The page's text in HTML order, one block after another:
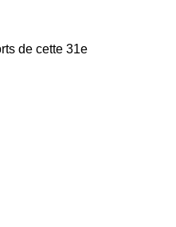
de cette 31e